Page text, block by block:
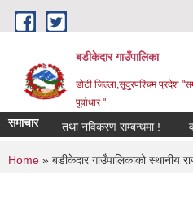
Skip to main content
बडीकेदार गाउँपालिका
डोटी जिल्ला,सूदुरपश्चिम प्रदेश
पूर्वाधार "
समाचार
फर्म दर्ता तथा नविकरण सम्बन्धमा !
You are here
Home » बडीकेदार गाउँपालिकाको स्थानीय